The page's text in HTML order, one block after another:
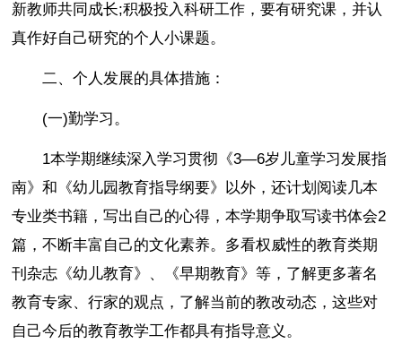
新教师共同成长;积极投入科研工作，要有研究课，并认
真作好自己研究的个人小课题。
二、个人发展的具体措施：
(一)勤学习。
1本学期继续深入学习贯彻《3—6岁儿童学习发展指
南》和《幼儿园教育指导纲要》以外，还计划阅读几本
专业类书籍，写出自己的心得，本学期争取写读书体会2
篇，不断丰富自己的文化素养。多看权威性的教育类期
刊杂志《幼儿教育》、《早期教育》等，了解更多著名
教育专家、行家的观点，了解当前的教改动态，这些对
自己今后的教育教学工作都具有指导意义。